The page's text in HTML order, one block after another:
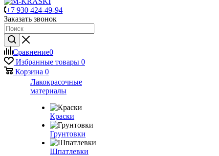
+7 930 424-49-94
Заказать звонок
Сравнение0
Избранные товары 0
Корзина 0
Лакокрасочные
материалы
Краски
Грунтовки
Шпатлевки